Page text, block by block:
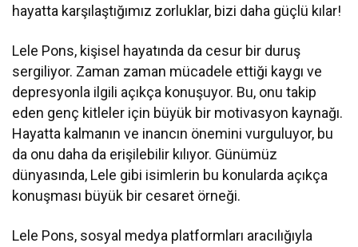
hayatta karşılaştığımız zorluklar, bizi daha güçlü kılar!
Lele Pons, kişisel hayatında da cesur bir duruş
sergiliyor. Zaman zaman mücadele ettiği kaygı ve
depresyonla ilgili açıkça konuşuyor. Bu, onu takip
eden genç kitleler için büyük bir motivasyon kaynağı.
Hayatta kalmanın ve inancın önemini vurguluyor, bu
da onu daha da erişilebilir kılıyor. Günümüz
dünyasında, Lele gibi isimlerin bu konularda açıkça
konuşması büyük bir cesaret örneği.
Lele Pons, sosyal medya platformları aracılığıyla